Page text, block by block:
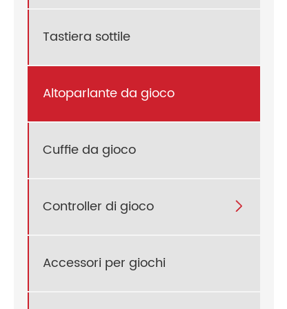
Tastiera sottile
Altoparlante da gioco
Cuffie da gioco
Controller di gioco 
Accessori per giochi